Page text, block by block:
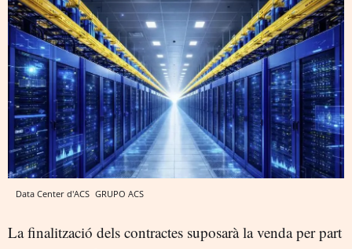
Data Center d'ACS GRUPO ACS
La finalització dels contractes suposarà la venda per part